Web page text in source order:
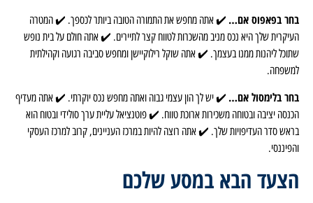
בחר בפאפוס אם…✔️ אתה מחפש את התמורה הטובה ביותר לכספך. ✔️ המטרה
העיקרית שלך היא נכס מניב מהשכרות לטווח קצר לתיירים. ✔️ אתה חולם על בית נופש
שתוכל ליהנות ממנו בעצמך. ✔️ אתה שוקל רילוקיישן ומחפש סביבה רגועה וקהילתית
למשפחה.
בחר בלימסול אם…✔️ יש לך הון עצמי גבוה ואתה מחפש נכס יוקרתי. ✔️ אתה מעדיף
הכנסה יציבה ובטוחה משכירות ארוכת טווח. ✔️ פוטנציאל עליית ערך סולידי ובטוח הוא
בראש סדר העדיפויות שלך. ✔️ אתה רוצה להיות במרכז העניינים, קרוב למרכז העסקי
והפיננסי.
הצעד הבא במסע שלכם